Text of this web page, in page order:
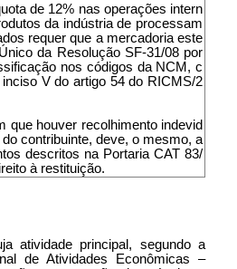
de 12% nas operações intern
da indústria de processam
requer que a mercadoria este
da Resolução SF-31/08 por
nos códigos da NCM, c
V do artigo 54 do RICMS/2
que houver recolhimento indevid
contribuinte, deve, o mesmo, a
descritos na Portaria CAT 83/
à restituição.
atividade principal, segundo a
de Atividades Econômicas –